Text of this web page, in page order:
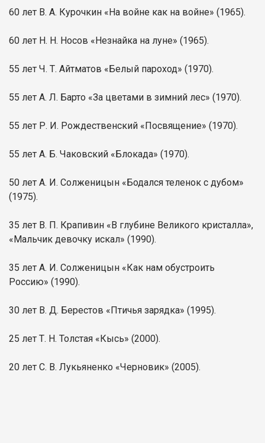
60 лет В. А. Курочкин «На войне как на войне» (1965).
60 лет Н. Н. Носов «Незнайка на луне» (1965).
55 лет Ч. Т. Айтматов «Белый пароход» (1970).
55 лет А. Л. Барто «За цветами в зимний лес» (1970).
55 лет Р. И. Рождественский «Посвящение» (1970).
55 лет А. Б. Чаковский «Блокада» (1970).
50 лет А. И. Солженицын «Бодался теленок с дубом»
(1975).
35 лет В. П. Крапивин «В глубине Великого кристалла»,
«Мальчик девочку искал» (1990).
35 лет А. И. Солженицын «Как нам обустроить
Россию» (1990).
30 лет В. Д. Берестов «Птичья зарядка» (1995).
25 лет Т. Н. Толстая «Кысь» (2000).
20 лет С. В. Лукьяненко «Черновик» (2005).